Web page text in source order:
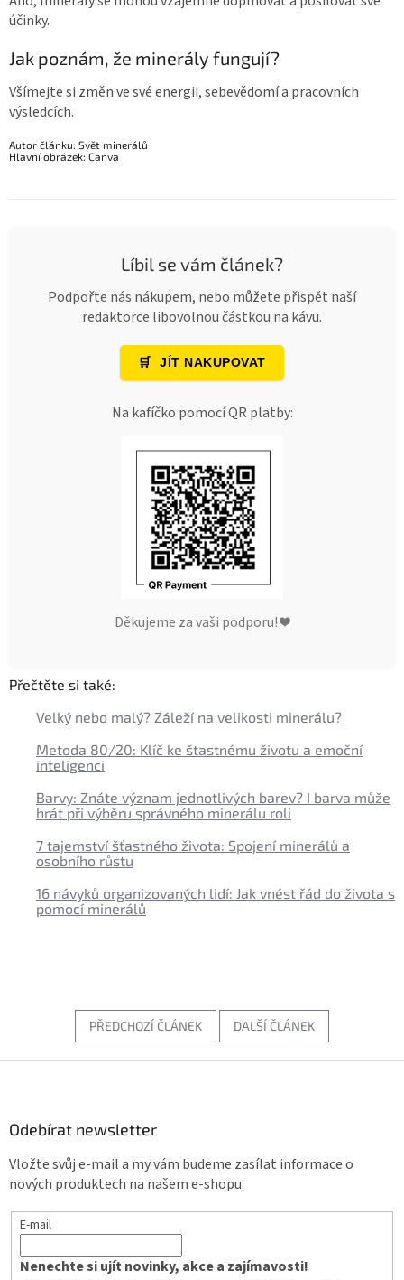
účinky.
Jak poznám, že minerály fungují?
Všímejte si změn ve své energii, sebevědomí a pracovních
výsledcích.
Autor článku: Svět minerálů
Hlavní obrázek: Canva
Líbil se vám článek?
Podpořte nás nákupem, nebo můžete přispět naší
redaktorce libovolnou částkou na kávu.
🛒 JÍT NAKUPOVAT
Na kafíčko pomocí QR platby:
Děkujeme za vaši podporu! ❤️
Přečtěte si také:
Velký nebo malý? Záleží na velikosti minerálu?
Metoda 80/20: Klíč ke štastnému životu a emoční
inteligenci
Barvy: Znáte význam jednotlivých barev? I barva může
hrát při výběru správného minerálu roli
7 tajemství šťastného života: Spojení minerálů a
osobního růstu
16 návyků organizovaných lidí: Jak vnést řád do života s
pomocí minerálů
PŘEDCHOZÍ ČLÁNEK DALŠÍ ČLÁNEK
Odebírat newsletter
Vložte svůj e-mail a my vám budeme zasílat informace o
nových produktech na našem e-shopu.
E-mail
Nenechte si ujít novinky, akce a zajímavosti!